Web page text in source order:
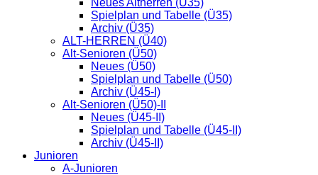
Neues Altherren (Ü35)
Spielplan und Tabelle (Ü35)
Archiv (Ü35)
ALT-HERREN (Ü40)
Alt-Senioren (Ü50)
Neues (Ü50)
Spielplan und Tabelle (Ü50)
Archiv (Ü45-I)
Alt-Senioren (Ü50)-II
Neues (Ü45-II)
Spielplan und Tabelle (Ü45-II)
Archiv (Ü45-II)
Junioren
A-Junioren